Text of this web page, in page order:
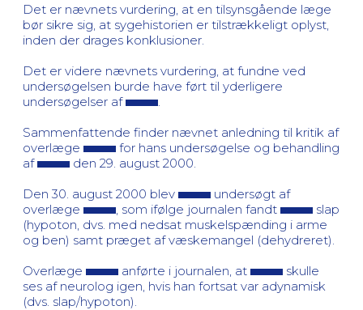
Det er nævnets vurdering, at en tilsynsgående læge
bør sikre sig, at sygehistorien er tilstrækkeligt oplyst,
inden der drages konklusioner.
Det er videre nævnets vurdering, at fundne ved
undersøgelsen burde have ført til yderligere
undersøgelser af
Sammenfattende finder nævnet anledning til kritik af
overlæge
for hans undersøgelse og behandling
af
den 29. august 2000.
Den 30. august 2000 blev
undersøgt af
overlæge
, som ifølge journalen fandt
slap
(hypoton, dvs. med nedsat muskelspænding i arme
og ben) samt præget af væskemangel (dehydreret).
Overlæge
anførte i journalen, at
skulle
ses af neurolog igen, hvis han fortsat var adynamisk
(dvs. slap/hypoton).